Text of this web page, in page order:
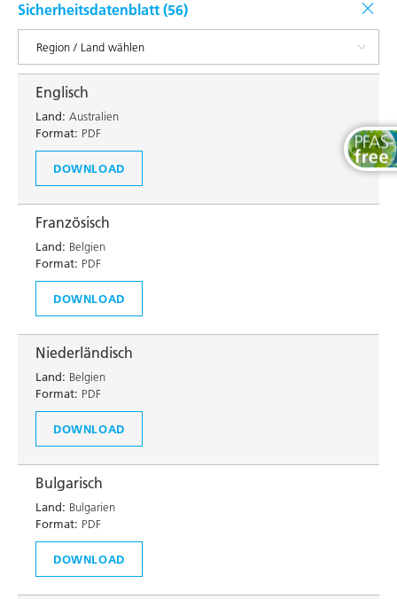
Sicherheitsdatenblatt (56)
Englisch
Land: Australien
Format: PDF
DOWNLOAD
Französisch
Land: Belgien
Format: PDF
DOWNLOAD
Niederländisch
Land: Belgien
Format: PDF
DOWNLOAD
Bulgarisch
Land: Bulgarien
Format: PDF
DOWNLOAD